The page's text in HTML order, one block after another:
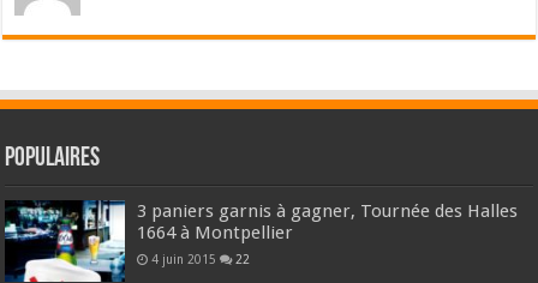
Populaires
3 paniers garnis à gagner, Tournée des Halles
1664 à Montpellier
4 juin 2015 22